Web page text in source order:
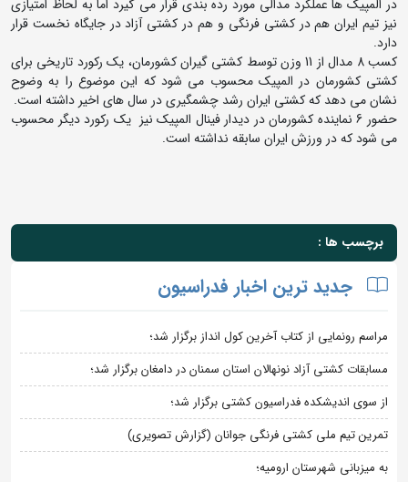
در المپیک ها عملکرد مدالی مورد رده بندی قرار می گیرد اما به لحاظ امتیازی
نیز تیم ایران هم در کشتی فرنگی و هم در کشتی آزاد در جایگاه نخست قرار
دارد.
کسب 8 مدال از 11 وزن توسط کشتی گیران کشورمان، یک رکورد تاریخی برای
کشتی کشورمان در المپیک محسوب می شود که این موضوع را به وضوح
نشان می دهد که کشتی ایران رشد چشمگیری در سال های اخیر داشته است.
حضور 6 نماینده کشورمان در دیدار فینال المپیک نیز یک رکورد دیگر محسوب
می شود که در ورزش ایران سابقه نداشته است.
برچسب ها :
جدید ترین اخبار فدراسیون
مراسم رونمایی از کتاب آخرین کول انداز برگزار شد؛
مسابقات کشتی آزاد نونهالان استان سمنان در دامغان برگزار شد؛
از سوی اندیشکده فدراسیون کشتی برگزار شد؛
تمرین تیم ملی کشتی فرنگی جوانان (گزارش تصویری)
به میزبانی شهرستان ارومیه؛